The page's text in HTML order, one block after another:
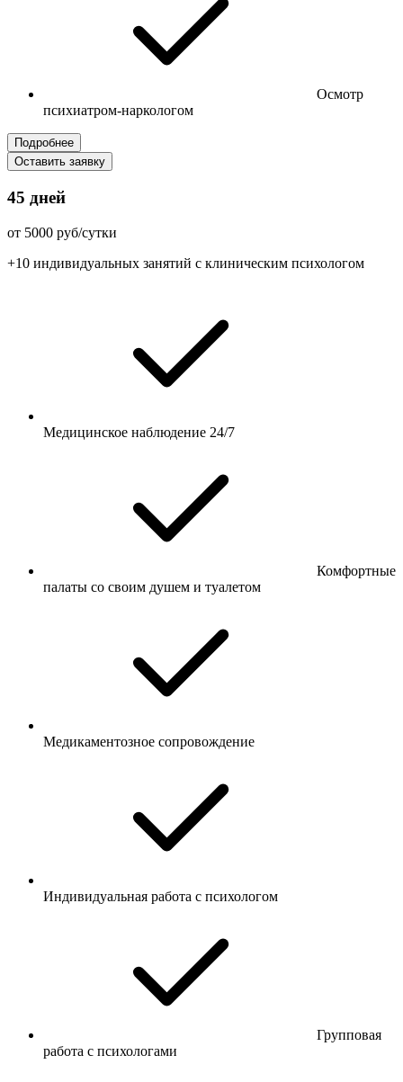
Осмотр
психиатром-наркологом
Подробнее
Оставить заявку
45 дней
от 5000 руб/сутки
+10 индивидуальных занятий с клиническим психологом
Медицинское наблюдение 24/7
Комфортные
палаты со своим душем и туалетом
Медикаментозное сопровождение
Индивидуальная работа с психологом
Групповая
работа с психологами